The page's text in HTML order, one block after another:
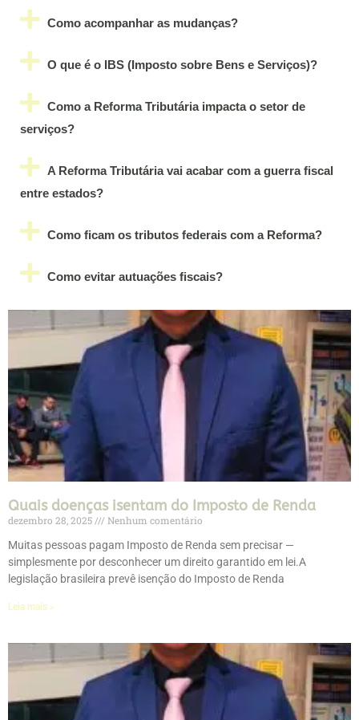
Como acompanhar as mudanças?
O que é o IBS (Imposto sobre Bens e Serviços)?
Como a Reforma Tributária impacta o setor de
serviços?
A Reforma Tributária vai acabar com a guerra fiscal
entre estados?
Como ficam os tributos federais com a Reforma?
Como evitar autuações fiscais?
Quais doenças isentam do Imposto de Renda
dezembro 28, 2025
Nenhum comentário
Muitas pessoas pagam Imposto de Renda sem precisar —
simplesmente por desconhecer um direito garantido em lei.A
legislação brasileira prevê isenção do Imposto de Renda
Leia mais »